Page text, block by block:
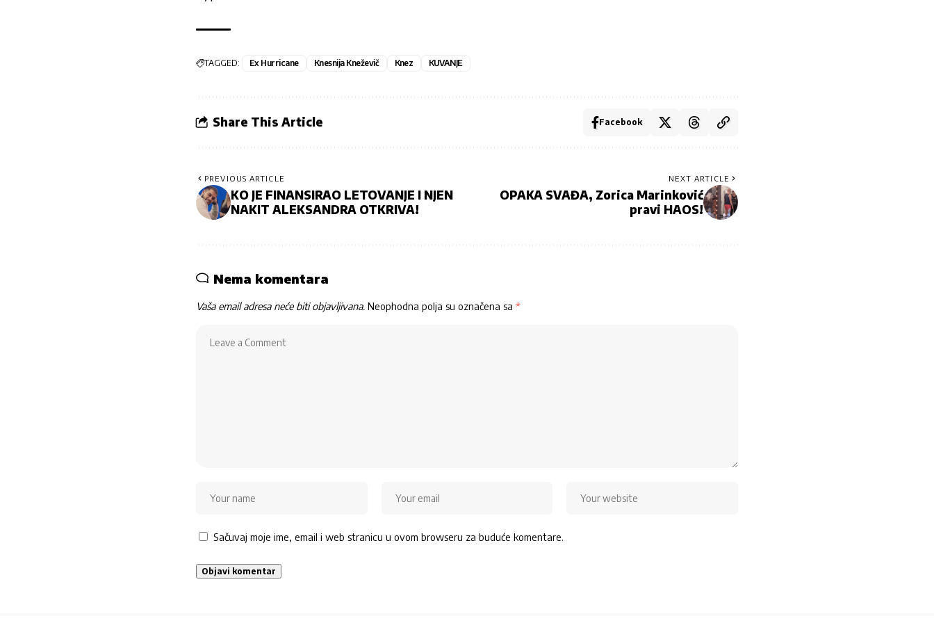
TAGGED: Ex Hurricane Knesnija Kneževič Knez KUVANJE
Share This Article Facebook
PREVIOUS ARTICLE
KO JE FINANSIRAO LETOVANJE I NJEN
NAKIT ALEKSANDRA OTKRIVA!
NEXT ARTICLE
OPAKA SVAĐA, Zorica Marinković
pravi HAOS!
Nema komentara
Vaša email adresa neće biti objavljivana. Neophodna polja su označena sa *
Sačuvaj moje ime, email i web stranicu u ovom browseru za buduće komentare.